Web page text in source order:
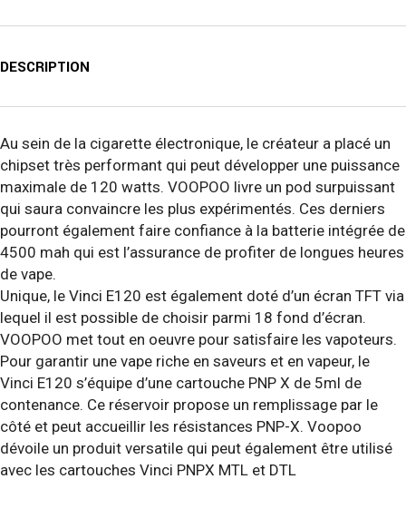
DESCRIPTION
Au sein de la cigarette électronique, le créateur a placé un
chipset très performant qui peut développer une puissance
maximale de 120 watts. VOOPOO livre un pod surpuissant
qui saura convaincre les plus expérimentés. Ces derniers
pourront également faire confiance à la batterie intégrée de
4500 mah qui est l’assurance de profiter de longues heures
de vape.
Unique, le Vinci E120 est également doté d’un écran TFT via
lequel il est possible de choisir parmi 18 fond d’écran.
VOOPOO met tout en oeuvre pour satisfaire les vapoteurs.
Pour garantir une vape riche en saveurs et en vapeur, le
Vinci E120 s’équipe d’une cartouche PNP X de 5ml de
contenance. Ce réservoir propose un remplissage par le
côté et peut accueillir les résistances PNP-X. Voopoo
dévoile un produit versatile qui peut également être utilisé
avec les cartouches Vinci PNPX MTL et DTL